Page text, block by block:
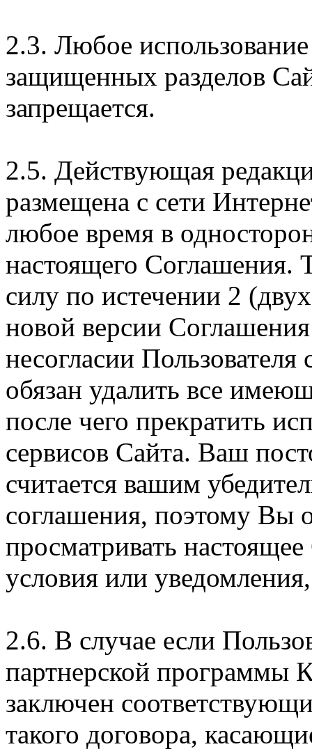
2.3. Любое
защищенных разделов
запрещается.
2.5. Действующая
размещена с сети
любое время в
настоящего Соглашения.
силу по истечении 2
новой версии
несогласии
обязан удалить все
после чего прекратить
сервисов Сайта. Ваш
считается вашим
соглашения, поэтому Вы
просматривать
условия или
2.6. В случае если
партнерской программы
заключен
такого договора,